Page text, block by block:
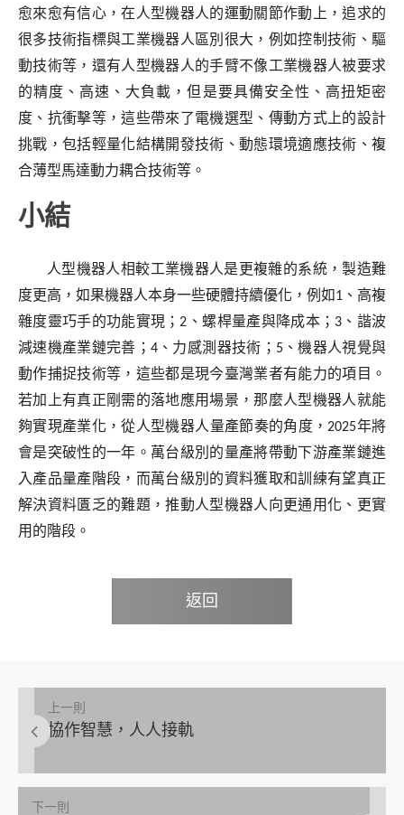
愈來愈有信心，在人型機器人的運動關節作動上，追求的
很多技術指標與工業機器人區別很大，例如控制技術、驅
動技術等，還有人型機器人的手臂不像工業機器人被要求
的精度、高速、大負載，但是要具備安全性、高扭矩密
度、抗衝擊等，這些帶來了電機選型、傳動方式上的設計
挑戰，包括輕量化結構開發技術、動態環境適應技術、複
合薄型馬達動力耦合技術等。
小結
人型機器人相較工業機器人是更複雜的系統，製造難
度更高，如果機器人本身一些硬體持續優化，例如1 、高複
雜度靈巧手的功能實現；2 、螺桿量產與降成本； 3、諧波
減速機產業鏈完善； 4、力感測器技術； 5、機器人視覺與
動作捕捉技術等，這些都是現今臺灣業者有能力的項目。
若加上有真正剛需的落地應用場景，那麼人型機器人就能
夠實現產業化，從人型機器人量產節奏的角度，2025年將
會是突破性的一年。萬台級別的量產將帶動下游產業鏈進
入產品量產階段，而萬台級別的資料獲取和訓練有望真正
解決資料匱乏的難題，推動人型機器人向更通用化、更實
用的階段。
返回
上一則
協作智慧，人人接軌
下一則